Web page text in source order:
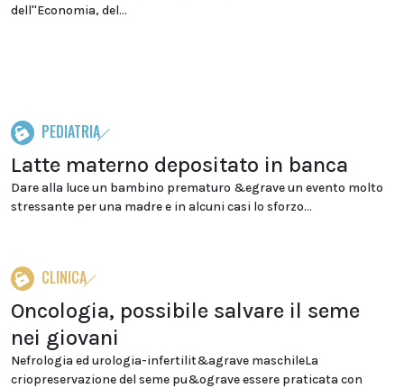
dell''Economia, del...
PEDIATRIA
Latte materno depositato in banca
Dare alla luce un bambino prematuro &egrave un evento molto
stressante per una madre e in alcuni casi lo sforzo...
CLINICA
Oncologia, possibile salvare il seme
nei giovani
Nefrologia ed urologia-infertilit&agrave maschileLa
criopreservazione del seme pu&ograve essere praticata con